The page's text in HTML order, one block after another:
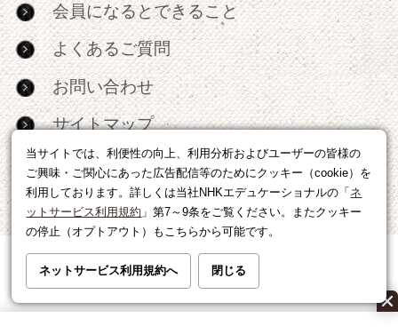
当サイトでは、利便性の向上、利用分析およびユーザーの皆様の
ご興味・ご関心にあった広告配信等のためにクッキー（cookie）を
利用しております。詳しくは当社NHKエデュケーショナルの「 ネ
ットサービス利用規約 」第7～9条をご覧ください。またクッキー
の停止（オプトアウト）もこちらから可能です。
ネットサービス利用規約へ 閉じる
会員になるとできること
よくあるご質問
お問い合わせ
サイトマップ
RSS
広告出稿・パートナーシップについて
利用規約|個人情報の取り扱いについて
運営会社|広告に関するお問い合わせ